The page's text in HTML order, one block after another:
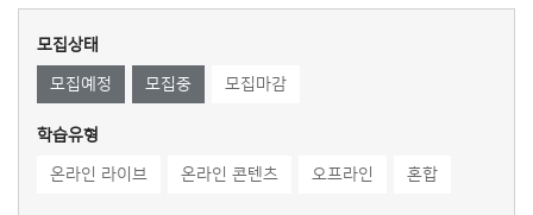
모집상태
모집예정 모집중 모집마감
학습유형
온라인 라이브 온라인 콘텐츠 오프라인 혼합